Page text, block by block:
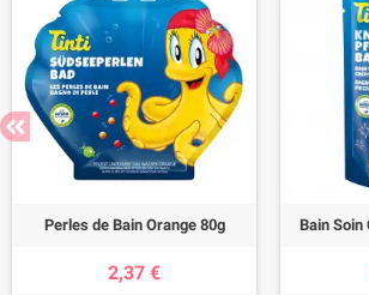
Perles de Bain Orange 80g
2,37 €
Bain Soin